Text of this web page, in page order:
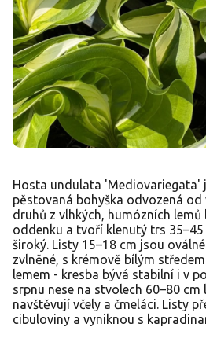
Hosta undulata 'Mediovariegata'
pěstovaná bohyška odvozená
druhů z vlhkých, humózních lemů
oddenku a tvoří klenutý trs
široký. Listy 15–18 cm jsou
zvlněné, s krémově bílým
lemem - kresba bývá stabilní i v
srpnu nese na stvolech 60–80 cm
navštěvují včely a čmeláci. Listy
cibuloviny a vyniknou s